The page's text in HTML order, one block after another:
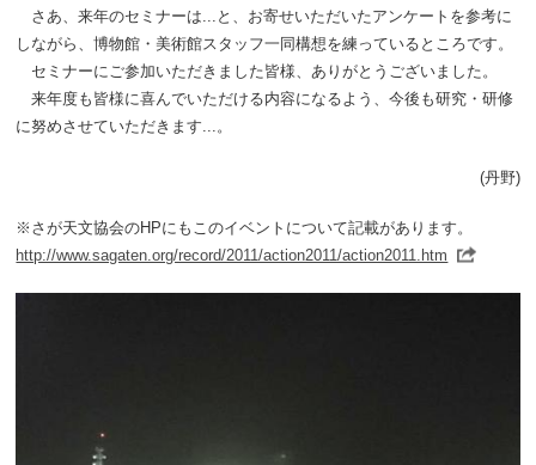
さあ、来年のセミナーは...と、お寄せいただいたアンケートを参考に
しながら、博物館・美術館スタッフ一同構想を練っているところです。
セミナーにご参加いただきました皆様、ありがとうございました。
来年度も皆様に喜んでいただける内容になるよう、今後も研究・研修
に努めさせていただきます...。
(丹野)
※さが天文協会のHPにもこのイベントについて記載があります。
http://www.sagaten.org/record/2011/action2011/action2011.htm